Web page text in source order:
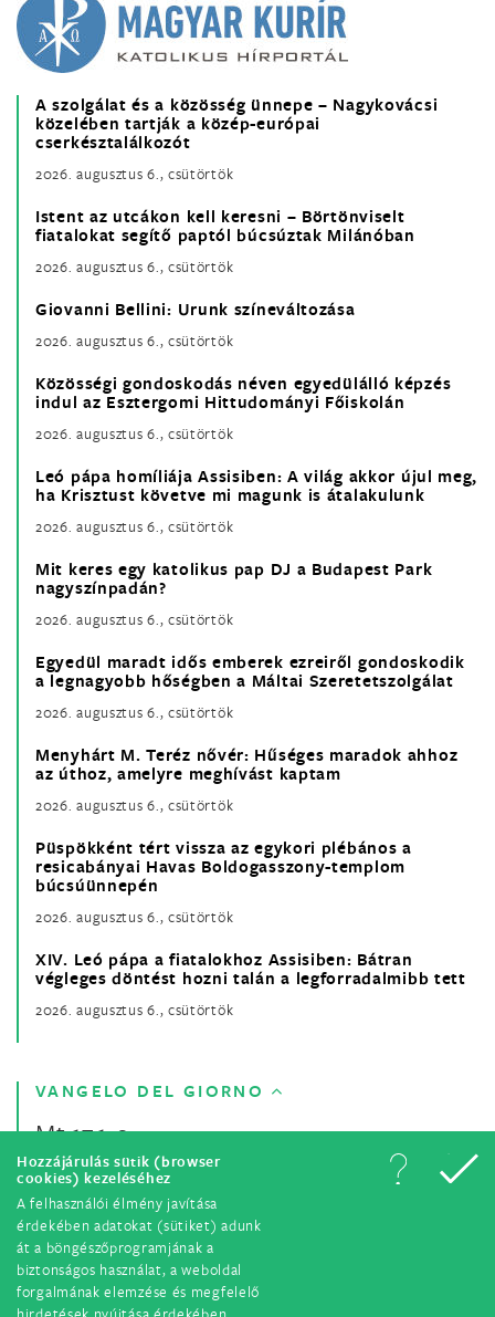
Hozzájárulás sütik (browser
cookies) kezeléséhez
A felhasználói élmény javítása
érdekében adatokat (sütiket) adunk
át a böngészőprogramjának a
biztonságos használat, a weboldal
forgalmának elemzése és megfelelő
A szolgálat és a közösség ünnepe – Nagykovácsi
közelében tartják a közép-európai
cserkésztalálkozót
2026. augusztus 6., csütörtök
Istent az utcákon kell keresni – Börtönviselt
fiatalokat segítő paptól búcsúztak Milánóban
2026. augusztus 6., csütörtök
Giovanni Bellini: Urunk színeváltozása
2026. augusztus 6., csütörtök
Közösségi gondoskodás néven egyedülálló képzés
indul az Esztergomi Hittudományi Főiskolán
2026. augusztus 6., csütörtök
Leó pápa homíliája Assisiben: A világ akkor újul meg,
ha Krisztust követve mi magunk is átalakulunk
2026. augusztus 6., csütörtök
Mit keres egy katolikus pap DJ a Budapest Park
nagyszínpadán?
2026. augusztus 6., csütörtök
Egyedül maradt idős emberek ezreiről gondoskodik
a legnagyobb hőségben a Máltai Szeretetszolgálat
2026. augusztus 6., csütörtök
Menyhárt M. Teréz nővér: Hűséges maradok ahhoz
az úthoz, amelyre meghívást kaptam
2026. augusztus 6., csütörtök
Püspökként tért vissza az egykori plébános a
resicabányai Havas Boldogasszony-templom
búcsúünnepén
2026. augusztus 6., csütörtök
XIV. Leó pápa a fiatalokhoz Assisiben: Bátran
végleges döntést hozni talán a legforradalmibb tett
2026. augusztus 6., csütörtök
VANGELO DEL GIORNO
Mt 17,1-9